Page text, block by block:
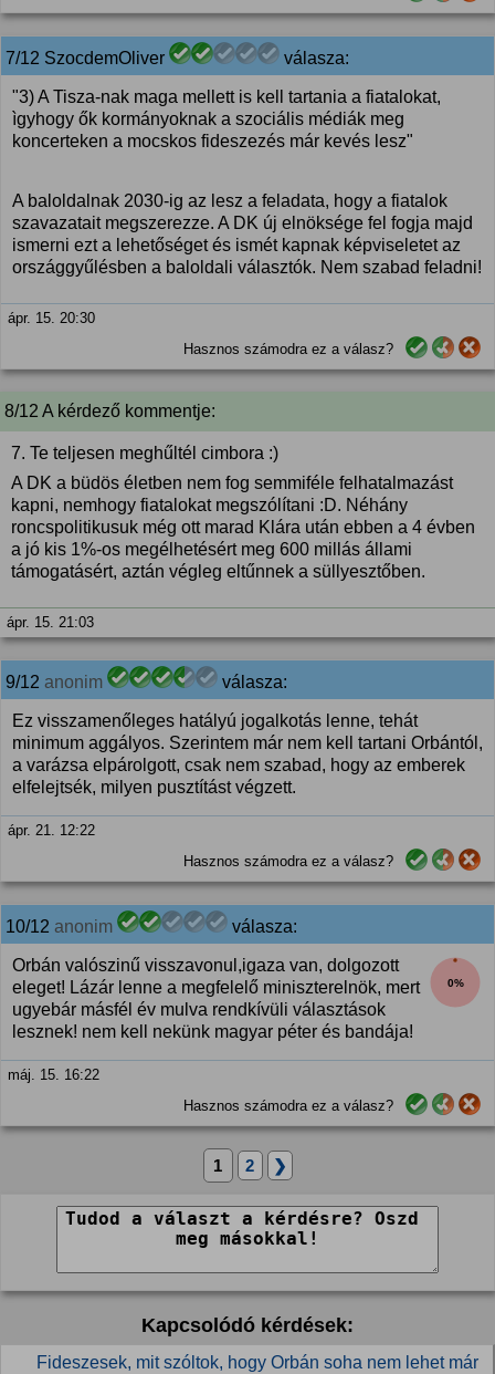
7/12 SzocdemOliver válasza:
"3) A Tisza-nak maga mellett is kell tartania a fiatalokat,
ìgyhogy ők kormányoknak a szociális médiák meg
koncerteken a mocskos fideszezés már kevés lesz"
A baloldalnak 2030-ig az lesz a feladata, hogy a fiatalok
szavazatait megszerezze. A DK új elnöksége fel fogja majd
ismerni ezt a lehetőséget és ismét kapnak képviseletet az
országgyűlésben a baloldali választók. Nem szabad feladni!
ápr. 15. 20:30
Hasznos számodra ez a válasz?
8/12 A kérdező kommentje:
7. Te teljesen meghűltél cimbora :)
A DK a büdös életben nem fog semmiféle felhatalmazást
kapni, nemhogy fiatalokat megszólítani :D. Néhány
roncspolitikusuk még ott marad Klára után ebben a 4 évben
a jó kis 1%-os megélhetésért meg 600 millás állami
támogatásért, aztán végleg eltűnnek a süllyesztőben.
ápr. 15. 21:03
9/12 anonim válasza:
Ez visszamenőleges hatályú jogalkotás lenne, tehát
minimum aggályos. Szerintem már nem kell tartani Orbántól,
a varázsa elpárolgott, csak nem szabad, hogy az emberek
elfelejtsék, milyen pusztítást végzett.
ápr. 21. 12:22
Hasznos számodra ez a válasz?
10/12 anonim válasza:
0%
Orbán valószinű visszavonul,igaza van, dolgozott
eleget! Lázár lenne a megfelelő miniszterelnök, mert
ugyebár másfél év mulva rendkívüli választások
lesznek! nem kell nekünk magyar péter és bandája!
máj. 15. 16:22
Hasznos számodra ez a válasz?
1 2 ❯
Kapcsolódó kérdések:
Fideszesek, mit szóltok, hogy Orbán soha nem lehet már